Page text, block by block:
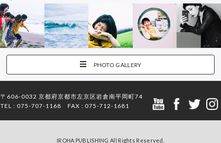
PHOTO GALLERY
〒606-0032 京都府京都市左京区岩倉南平岡町74
TEL : 075-707-1168 FAX : 075-712-1681
IROHA PUBLISHING All Rights Reserved.